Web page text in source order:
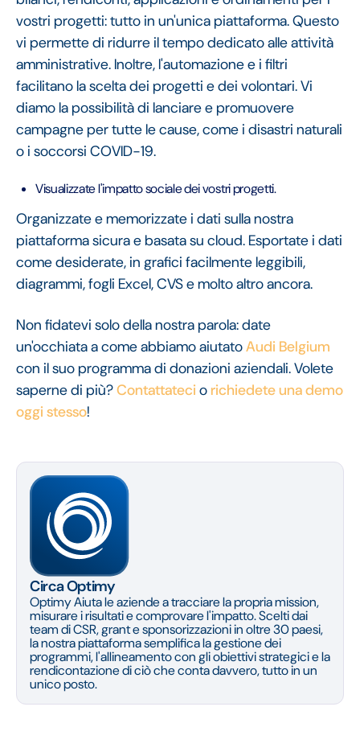
vostri progetti: tutto in un'unica piattaforma. Questo
vi permette di ridurre il tempo dedicato alle attività
amministrative. Inoltre, l'automazione e i filtri
facilitano la scelta dei progetti e dei volontari. Vi
diamo la possibilità di lanciare e promuovere
campagne per tutte le cause, come i disastri naturali
o i soccorsi COVID-19.
Visualizzate l'impatto sociale dei vostri progetti.
Organizzate e memorizzate i dati sulla nostra
piattaforma sicura e basata su cloud. Esportate i dati
come desiderate, in grafici facilmente leggibili,
diagrammi, fogli Excel, CVS e molto altro ancora.
Non fidatevi solo della nostra parola: date
un'occhiata a come abbiamo aiutatoAudi Belgium
con il suo programma di donazioni aziendali. Volete
saperne di più?Contattateci orichiedete una demo
oggi stesso!
Circa Optimy
Optimy Aiuta le aziende a tracciare la propria mission,
misurare i risultati e comprovare l'impatto. Scelti dai
team di CSR, grant e sponsorizzazioni in oltre 30 paesi,
la nostra piattaforma semplifica la gestione dei
programmi, l'allineamento con gli obiettivi strategici e la
rendicontazione di ciò che conta davvero, tutto in un
unico posto.